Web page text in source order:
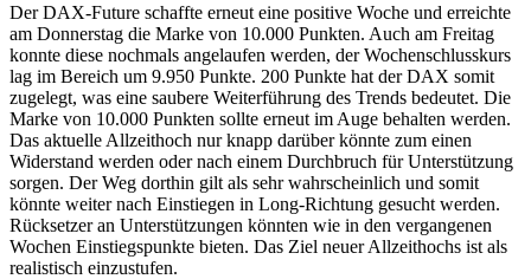
Der DAX-Future schaffte erneut eine positive Woche und erreichte
am Donnerstag die Marke von 10.000 Punkten. Auch am Freitag
konnte diese nochmals angelaufen werden, der Wochenschlusskurs
lag im Bereich um 9.950 Punkte. 200 Punkte hat der DAX somit
zugelegt, was eine saubere Weiterführung des Trends bedeutet. Die
Marke von 10.000 Punkten sollte erneut im Auge behalten werden.
Das aktuelle Allzeithoch nur knapp darüber könnte zum einen
Widerstand werden oder nach einem Durchbruch für Unterstützung
sorgen. Der Weg dorthin gilt als sehr wahrscheinlich und somit
könnte weiter nach Einstiegen in Long-Richtung gesucht werden.
Rücksetzer an Unterstützungen könnten wie in den vergangenen
Wochen Einstiegspunkte bieten. Das Ziel neuer Allzeithochs ist als
realistisch einzustufen.